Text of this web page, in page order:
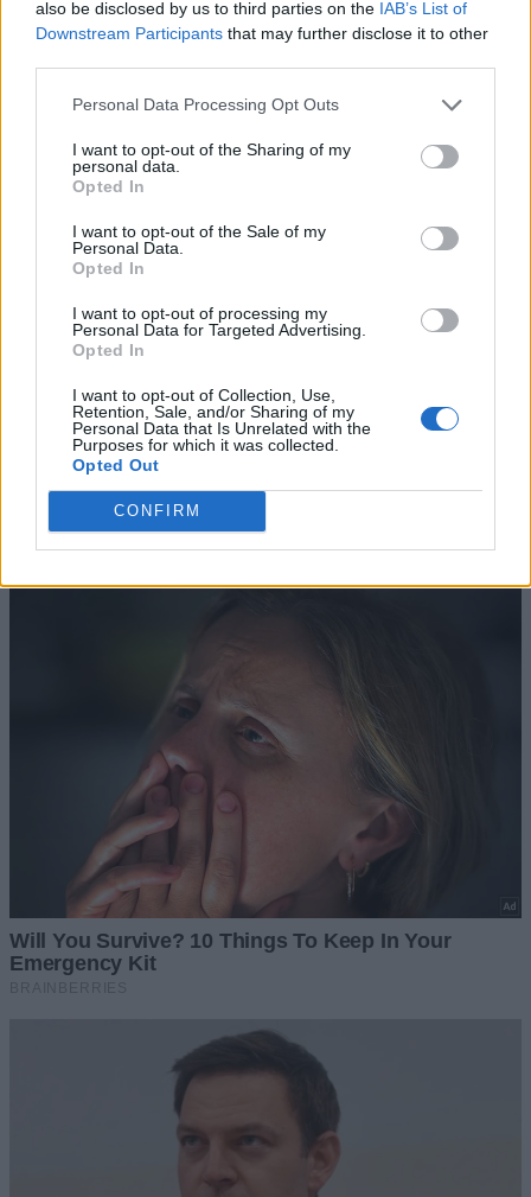
also be disclosed by us to third parties on the IAB’s List of
Downstream Participants that may further disclose it to other
Personal Data Processing Opt Outs
I want to opt-out of the Sharing of my
personal data.
Opted In
I want to opt-out of the Sale of my
Personal Data.
Opted In
I want to opt-out of processing my
Personal Data for Targeted Advertising.
Opted In
I want to opt-out of Collection, Use,
Retention, Sale, and/or Sharing of my
Personal Data that Is Unrelated with the
Purposes for which it was collected.
Opted Out
CONFIRM